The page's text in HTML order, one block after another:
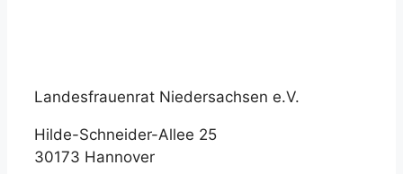
Landesfrauenrat Niedersachsen e.V.
Hilde-Schneider-Allee 25
30173 Hannover